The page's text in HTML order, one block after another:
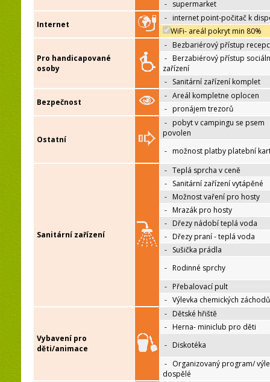
- supermarket
Internet
- internet point-počitač k
WiFi- areál pokryt min 80%
Pro handicapované
osoby
- Bezbariérový přístup
- Berzabiérový přístup
zařízení
- Sanitární zařízení komplet
Bezpečnost
- Areál kompletne oplocen
- pronájem trezorů
Ostatní
- pobyt v campingu se psem
povolen
- možnost platby platební
Sanitární zařízení
- Teplá sprcha v ceně
- Sanitární zařízení vytápěné
- Možnost vaření pro hosty
- Mrazák pro hosty
- Dřezy nádobí teplá voda
- Dřezy praní - teplá voda
- Sušička prádla
- Rodinné sprchy
- Přebalovací pult
- Výlevka chemických záchodů
Vybavení pro
děti/animace
- Dětské hřiště
- Herna- miniclub pro děti
- Diskotéka
- Organizovaný program/
dospělé